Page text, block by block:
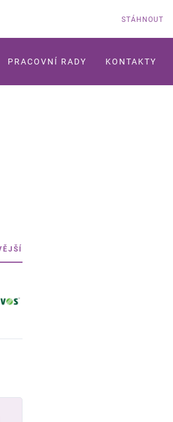
STÁHNOUT
PRACOVNÍ RADY KONTAKTY